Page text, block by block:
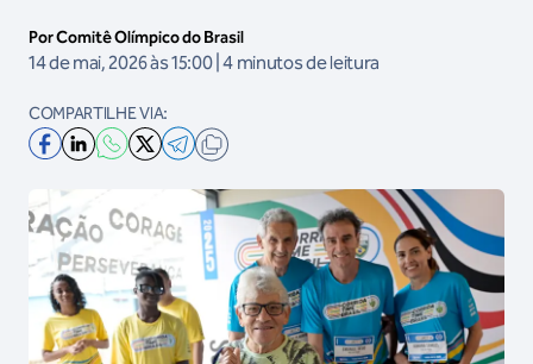
Por Comitê Olímpico do Brasil
14 de mai, 2026 às 15:00 | 4 minutos de leitura
COMPARTILHE VIA: